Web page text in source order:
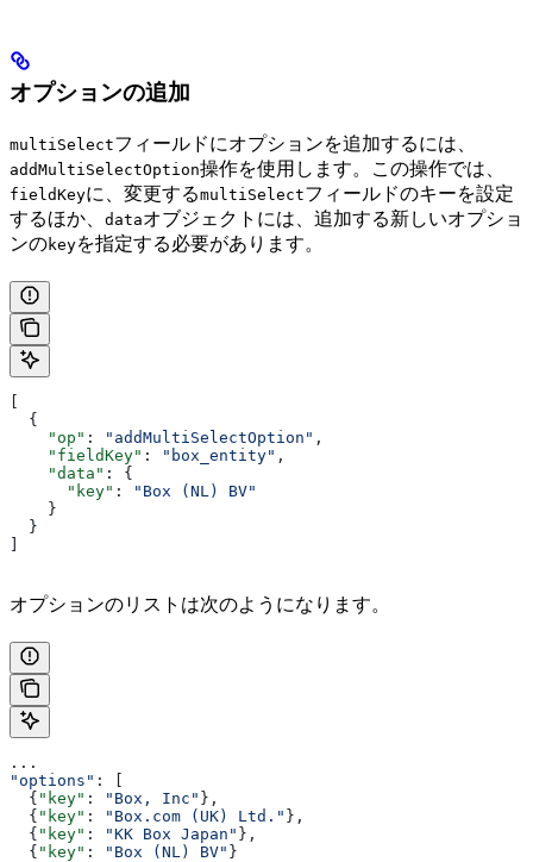
オプションの追加
multiSelectフィールドにオプションを追加するには、
addMultiSelectOption操作を使用します。この操作では、
fieldKeyに、変更するmultiSelectフィールドのキーを設定
するほか、 dataオブジェクトには、追加する新しいオプショ
ンのkeyを指定する必要があります。
  {
    "op"
: "addMultiSelectOption" ,
    "fieldKey"
: "box_entity" ,
    "data"
: {
      "key"
:
"Box (NL) BV"
    }
  }
オプションのリストは次のようになります。
...
"options" : [
  {
"key" : "Box, Inc" },
  {
"key" : "Box.com (UK) Ltd." },
  {
"key" : "KK Box Japan" },
  {
"key" : "Box (NL) BV" }